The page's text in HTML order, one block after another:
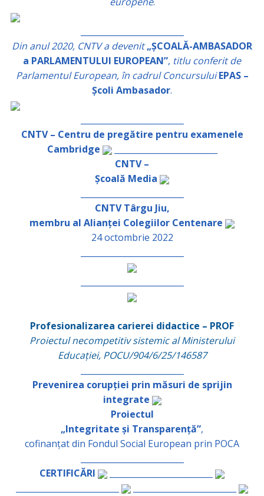
Din anul 2020, CNTV a devenit„ȘCOALĂ-AMBASADOR
a PARLAMENTULUI EUROPEAN”, titlu conferit de
Parlamentul European, în cadrul Concursului EPAS –
Școli Ambasador.
CNTV – Centru de pregătire pentru examenele
Cambridge
_________________________
CNTV –
Școală Media
CNTV Târgu Jiu,
membru al Alianței Colegiilor Centenare
24 octombrie 2022
Profesionalizarea carierei didactice – PROF
Proiectul necompetitiv sistemic al Ministerului
Educației, POCU/904/6/25/146587
Prevenirea corupției prin măsuri de sprijin
integrate
Proiectul
„Integritate și Transparență”,
cofinanțat din Fondul Social European prin POCA
CERTIFICĂRI